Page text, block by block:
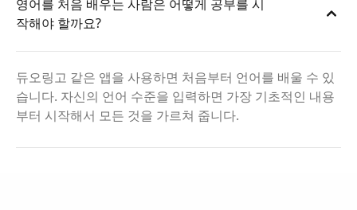
영어를 처음 배우는 사람은 어떻게 공부를 시
작해야 할까요?
듀오링고 같은 앱을 사용하면 처음부터 언어를 배울 수 있
습니다. 자신의 언어 수준을 입력하면 가장 기초적인 내용
부터 시작해서 모든 것을 가르쳐 줍니다.